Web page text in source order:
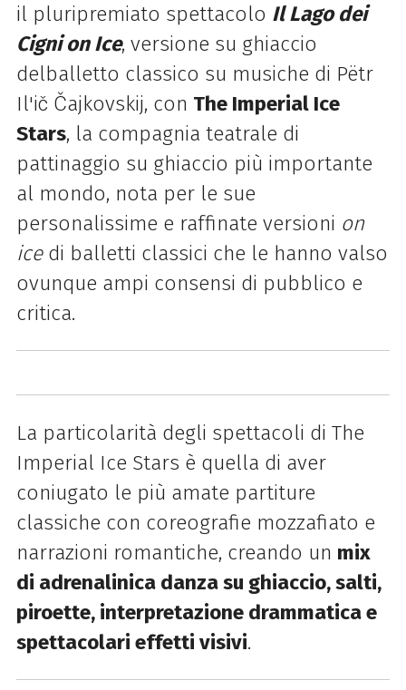
il pluripremiato spettacolo Il Lago dei
Cigni on Ice, versione su ghiaccio
delballetto classico su musiche di Pëtr
Il'ič Čajkovskij, con The Imperial Ice
Stars, la compagnia teatrale di
pattinaggio su ghiaccio più importante
al mondo, nota per le sue
personalissime e raffinate versioni on
icedi balletti classici che le hanno valso
ovunque ampi consensi di pubblico e
critica.
La particolarità degli spettacoli di The
Imperial Ice Stars è quella di aver
coniugato le più amate partiture
classiche con coreografie mozzafiato e
narrazioni romantiche, creando un mix
di adrenalinica danza su ghiaccio, salti,
piroette, interpretazione drammatica e
spettacolari effetti visivi.